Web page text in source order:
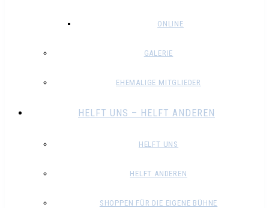
ONLINE
GALERIE
EHEMALIGE MITGLIEDER
HELFT UNS – HELFT ANDEREN
HELFT UNS
HELFT ANDEREN
SHOPPEN FÜR DIE EIGENE BÜHNE